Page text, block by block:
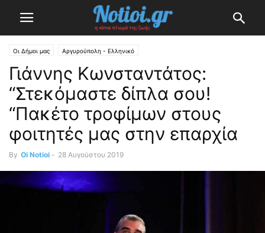
Οι Δήμοι μας Αργυρούπολη - Ελληνικό
Γιάννης Κωνσταντάτος:
“Στεκόμαστε δίπλα σου!
“Πακέτο τροφίμων στους
φοιτητές μας στην επαρχία
By Oi Notioi - 28 Αυγούστου 2019